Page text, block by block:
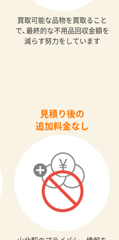
買取可能な品物を買取ること
で、最終的な不用品回収金額を
減らす努力をしています
見積り後の
追加料金なし